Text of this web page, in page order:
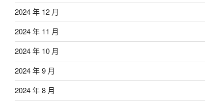
2024 年 12 月
2024 年 11 月
2024 年 10 月
2024 年 9 月
2024 年 8 月